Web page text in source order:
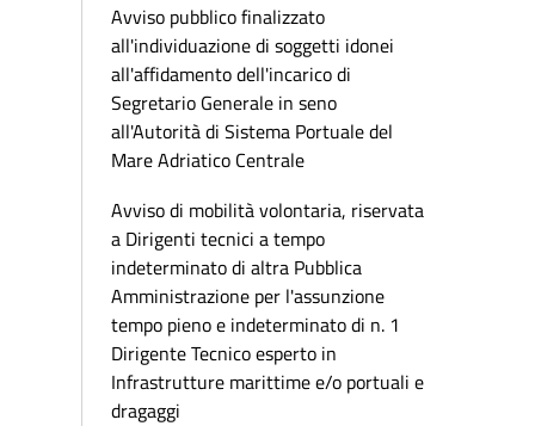
Avviso pubblico finalizzato
all'individuazione di soggetti idonei
all'affidamento dell'incarico di
Segretario Generale in seno
all'Autorità di Sistema Portuale del
Mare Adriatico Centrale
Avviso di mobilità volontaria, riservata
a Dirigenti tecnici a tempo
indeterminato di altra Pubblica
Amministrazione per l'assunzione
tempo pieno e indeterminato di n. 1
Dirigente Tecnico esperto in
Infrastrutture marittime e/o portuali e
dragaggi